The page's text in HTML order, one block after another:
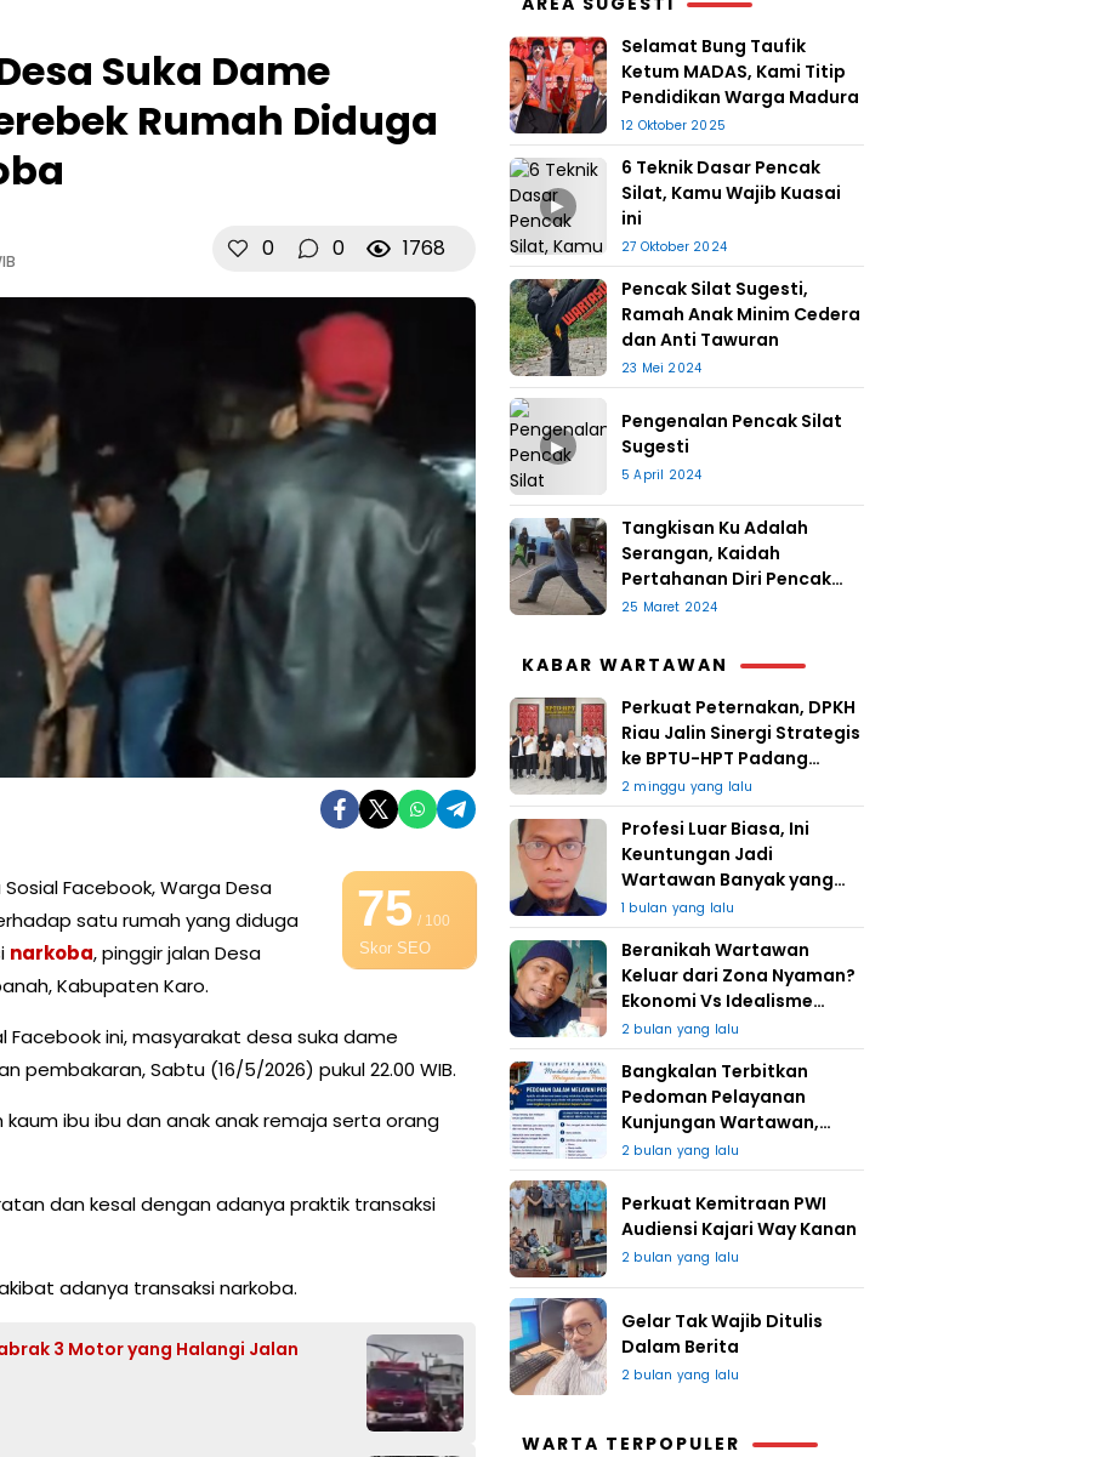
Suka Dame
Rumah Diduga
0 0 1768
75/ 100
Skor SEO
Facebook, Warga Desa
satu rumah yang diduga
narkoba, pinggir jalan Desa
Kabupaten Karo.
Facebook ini, masyarakat desa suka dame
pembakaran, Sabtu (16/5/2026) pukul 22.00 WIB.
ibu ibu dan anak anak remaja serta orang
dan kesal dengan adanya praktik transaksi
adanya transaksi narkoba.
3 Motor yang Halangi Jalan
Selamat Bung Taufik
Ketum MADAS, Kami Titip
Pendidikan Warga Madura
12 Oktober 2025
▶
6 Teknik Dasar Pencak
Silat, Kamu Wajib Kuasai
ini
27 Oktober 2024
Pencak Silat Sugesti,
Ramah Anak Minim Cedera
dan Anti Tawuran
23 Mei 2024
▶
Pengenalan Pencak Silat
Sugesti
5 April 2024
Tangkisan Ku Adalah
Serangan, Kaidah
Pertahanan Diri Pencak
Sugesti
25 Maret 2024
KABAR WARTAWAN
Perkuat Peternakan, DPKH
Riau Jalin Sinergi Strategis
ke BPTU-HPT Padang
Mengatas
2 minggu yang lalu
Profesi Luar Biasa, Ini
Keuntungan Jadi
Wartawan Banyak yang
Takut
1 bulan yang lalu
Beranikah Wartawan
Keluar dari Zona Nyaman?
Ekonomi Vs Idealisme
Jurnalistik
2 bulan yang lalu
Bangkalan Terbitkan
Pedoman Pelayanan
Kunjungan Wartawan,
Redaksi : Bagus Jangan
Lari
2 bulan yang lalu
Perkuat Kemitraan PWI
Audiensi Kajari Way Kanan
2 bulan yang lalu
Gelar Tak Wajib Ditulis
Dalam Berita
2 bulan yang lalu
WARTA TERPOPULER